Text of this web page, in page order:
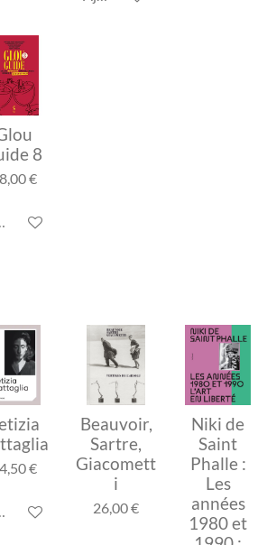
8
€
au panier
€
au panier
Beauvoir,
Sartre,
Giacomett
i
26,00 €
Niki de
Saint
Phalle :
Les
années
1980 et